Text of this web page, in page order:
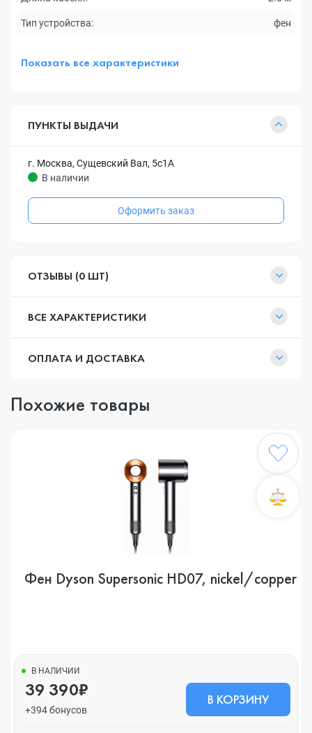
Тип устройства: фен
Показать все характеристики
ПУНКТЫ ВЫДАЧИ
г. Москва, Сущевский Вал, 5с1А
В наличии
Оформить заказ
ОТЗЫВЫ (0 ШТ)
ВСЕ ХАРАКТЕРИСТИКИ
ОПЛАТА И ДОСТАВКА
Похожие товары
Фен Dyson Supersonic HD07, nickel/copper
В НАЛИЧИИ
39 390₽
+394 бонусов
В КОРЗИНУ